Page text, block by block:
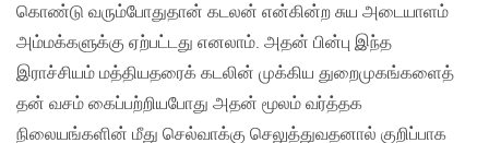
கொண்டு வரும்போதுதான் கடலன் என்கின்ற சுய அடையாளம்
அம்மக்களுக்கு ஏற்பட்டது எனலாம். அதன் பின்பு இந்த
இராச்சியம் மத்தியதரைக் கடலின் முக்கிய துறைமுகங்களைத்
தன் வசம் கைப்பற்றியபோது அதன் மூலம் வர்த்தக
நிலையங்களின் மீது செல்வாக்கு செலுத்துவதனால் குறிப்பாக